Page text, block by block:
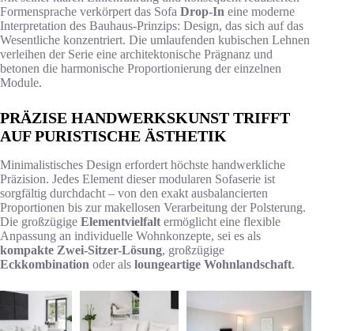
Formensprache verkörpert das Sofa Drop-In eine moderne
Interpretation des Bauhaus-Prinzips: Design, das sich auf das
Wesentliche konzentriert. Die umlaufenden kubischen Lehnen
verleihen der Serie eine architektonische Prägnanz und
betonen die harmonische Proportionierung der einzelnen
Module.
PRÄZISE HANDWERKSKUNST TRIFFT
AUF PURISTISCHE ÄSTHETIK
Minimalistisches Design erfordert höchste handwerkliche
Präzision. Jedes Element dieser modularen Sofaserie ist
sorgfältig durchdacht – von den exakt ausbalancierten
Proportionen bis zur makellosen Verarbeitung der Polsterung.
Die großzügige Elementvielfalt ermöglicht eine flexible
Anpassung an individuelle Wohnkonzepte, sei es als
kompakte Zwei-Sitzer-Lösung, großzügige
Eckkombination oder als loungeartige Wohnlandschaft.